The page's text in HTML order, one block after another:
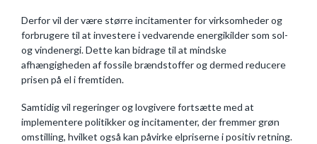
Derfor vil der være større incitamenter for virksomheder og
forbrugere til at investere i vedvarende energikilder som sol-
og vindenergi. Dette kan bidrage til at mindske
afhængigheden af fossile brændstoffer og dermed reducere
prisen på el i fremtiden.
Samtidig vil regeringer og lovgivere fortsætte med at
implementere politikker og incitamenter, der fremmer grøn
omstilling, hvilket også kan påvirke elpriserne i positiv retning.